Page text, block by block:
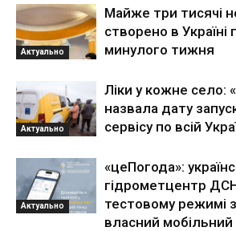
Актуально
Майже три тисячі
створено в Україні
минулого тижня
Актуально
Ліки у кожне село:
назвала дату
сервісу по всій
Актуально
«цеПогода»:
гідрометцентр
тестовому режимі
власний мобільний